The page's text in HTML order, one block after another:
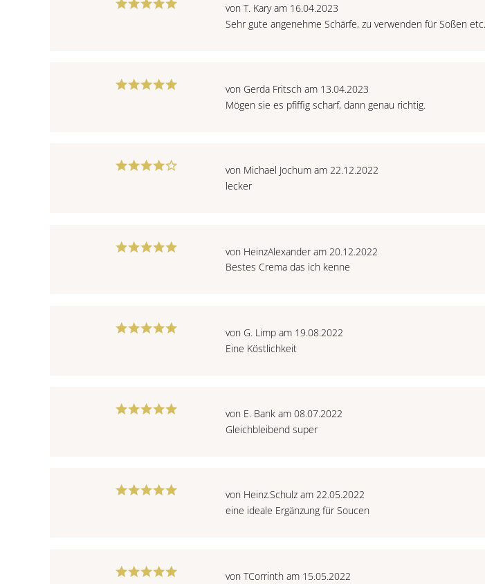
von T. Kary am 16.04.2023
Sehr gute angenehme Schärfe, zu verwenden für Soßen etc.
von Gerda Fritsch am 13.04.2023
Mögen sie es pfiffig scharf, dann genau richtig.
von Michael Jochum am 22.12.2022
lecker
von HeinzAlexander am 20.12.2022
Bestes Crema das ich kenne
von G. Limp am 19.08.2022
Eine Köstlichkeit
von E. Bank am 08.07.2022
Gleichbleibend super
von Heinz.Schulz am 22.05.2022
eine ideale Ergänzung für Soucen
von TCorrinth am 15.05.2022